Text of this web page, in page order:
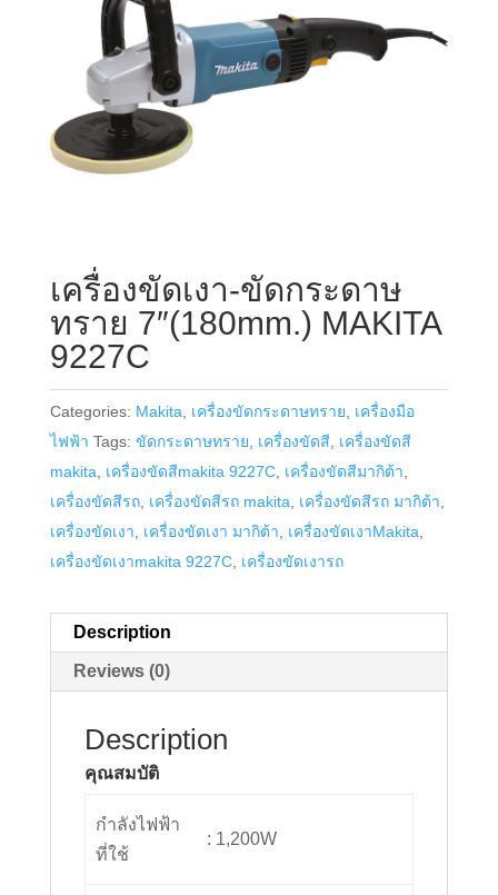
เครื่องขัดเงา-ขัดกระดาษ
ทราย 7″(180mm.) MAKITA
9227C
Categories: Makita, เครื่องขัดกระดาษทราย, เครื่องมือ
ไฟฟ้า Tags: ขัดกระดาษทราย, เครื่องขัดสี, เครื่องขัดสี
makita, เครื่องขัดสีmakita 9227C, เครื่องขัดสีมากิต้า,
เครื่องขัดสีรถ, เครื่องขัดสีรถ makita, เครื่องขัดสีรถ มากิต้า,
เครื่องขัดเงา, เครื่องขัดเงา มากิต้า, เครื่องขัดเงาMakita,
เครื่องขัดเงาmakita 9227C, เครื่องขัดเงารถ
Description
Reviews (0)
Description
คุณสมบัติ
กำลังไฟฟ้า
ที่ใช้
: 1,200W